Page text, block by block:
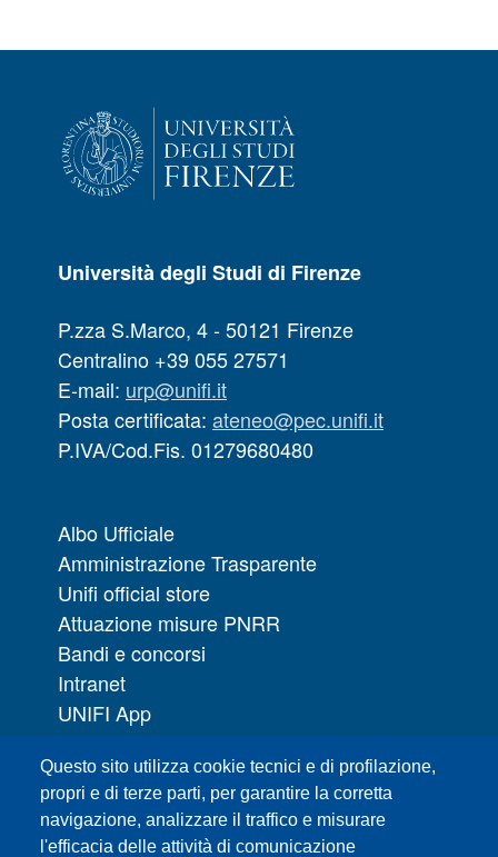
Questo sito utilizza cookie tecnici e di profilazione,
propri e di terze parti, per garantire la corretta
navigazione, analizzare il traffico e misurare
l'efficacia delle attività di comunicazione
Università degli Studi di Firenze
P.zza S.Marco, 4 - 50121 Firenze
Centralino +39 055 27571
E-mail: urp@unifi.it
Posta certificata: ateneo@pec.unifi.it
P.IVA/Cod.Fis. 01279680480
Albo Ufficiale
Amministrazione Trasparente
Unifi official store
Attuazione misure PNRR
Bandi e concorsi
Intranet
UNIFI App
URP | Ufficio Relazioni con il Pubblico
Sedi